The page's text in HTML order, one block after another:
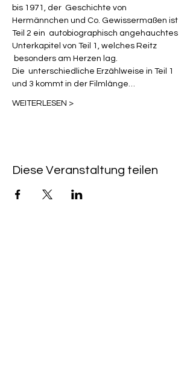
bis 1971, der  Geschichte von
Hermännchen und Co. Gewissermaßen ist
Teil 2 ein  autobiographisch angehauchtes
Unterkapitel von Teil 1, welches Reitz
besonders am Herzen lag.
Die  unterschiedliche Erzählweise in Teil 1
und 3 kommt in der Filmlänge…
WEITERLESEN >
Diese Veranstaltung teilen